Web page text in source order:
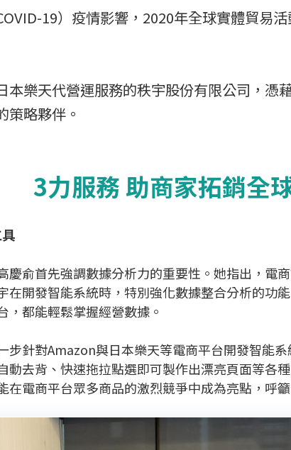
19）疫情影響，2020年全球實體貿易
天代營運服務的秩宇股份有限公司，憑
策略夥伴。
3力服務 助商家拓銷全
俞首先強調數據分析力的重要性。她指出，電
在開發智能系統時，特別強化數據整合分析的功
都能輕鬆掌握經營數據。
針對Amazon與日本樂天等電商平台開發智能
動去背、快速拖拉點選即可製作出漂亮頁面等各
電商平台眾多商品的激烈競爭中成為亮點，呼